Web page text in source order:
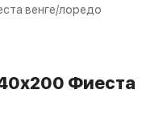
венге/лоредо